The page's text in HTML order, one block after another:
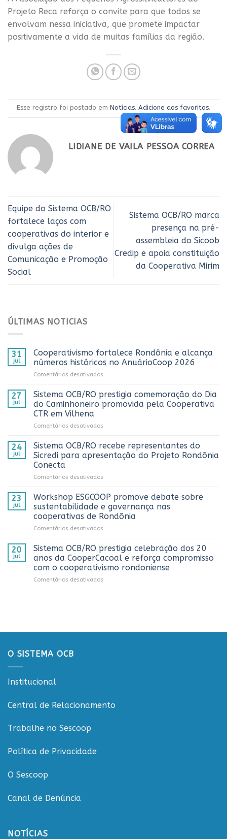
Projeto Reca reforça o convite para que todos se
envolvam nessa iniciativa, que promete impactar
positivamente a vida de muitas famílias da região.
Esse registro foi postado em Notícias. Adicione aos favoritos.
LIDIANE DE VAILA PESSOA CORREA
Equipe do Sistema OCB/RO
fortalece laços com
cooperativas do interior e
divulga ações de
Comunicação e Promoção
Social
Sistema OCB/RO marca
presença na pré-
assembleia do Sicoob
Credip e apoia constituição
da Cooperativa Mirim
ÚLTIMAS NOTICIAS
31
jul
Cooperativismo fortalece Rondônia e alcança
números históricos no AnuárioCoop 2026
Comentários desativados
fortalece
Rondônia
e
no
AnuárioCoop
27
jul
Sistema OCB/RO prestigia comemoração do Dia
do Caminhoneiro promovida pela Cooperativa
CTR em Vilhena
Comentários desativados
OCB/RO
prestigia
comemoração
Caminhoneiro
promovida
pela
Cooperativa
Vilhena
24
jul
Sistema OCB/RO recebe representantes do
Sicredi para apresentação do Projeto Rondônia
Conecta
Comentários desativados
OCB/RO
recebe
representantes
do
apresentação
Rondônia
23
jul
Workshop ESGCOOP promove debate sobre
sustentabilidade e governança nas
cooperativas de Rondônia
Comentários desativados
ESGCOOP
promove
debate
sobre
Rondônia
20
jul
Sistema OCB/RO prestigia celebração dos 20
anos da CooperCacoal e reforça compromisso
com o cooperativismo rondoniense
Comentários desativados
20
cooperativismo
O SISTEMA OCB
Institucional
Central de Relacionamento
Trabalhe no Sescoop
Política de Privacidade
O Sescoop
Canal de Denúncia
NOTÍCIAS